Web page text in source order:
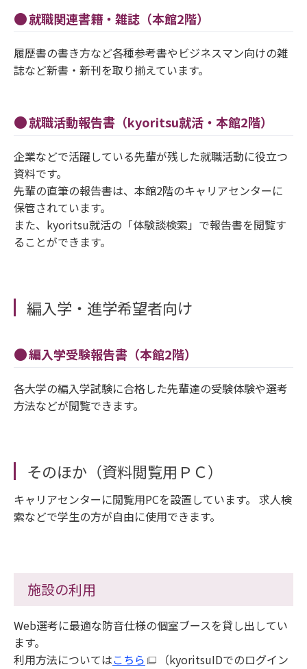
就職関連書籍・雑誌（本館2階）
履歴書の書き方など各種参考書やビジネスマン向けの雑
誌など新書・新刊を取り揃えています。
就職活動報告書（kyoritsu就活・本館2階）
企業などで活躍している先輩が残した就職活動に役立つ
資料です。
先輩の直筆の報告書は、本館2階のキャリアセンターに
保管されています。
また、kyoritsu就活の「体験談検索」で報告書を閲覧す
ることができます。
編入学・進学希望者向け
編入学受験報告書（本館2階）
各大学の編入学試験に合格した先輩達の受験体験や選考
方法などが閲覧できます。
そのほか（資料閲覧用ＰＣ）
キャリアセンターに閲覧用PCを設置しています。 求人検
索などで学生の方が自由に使用できます。
施設の利用
Web選考に最適な防音仕様の個室ブースを貸し出してい
ます。
利用方法についてはこちら
（kyoritsuIDでのログイン